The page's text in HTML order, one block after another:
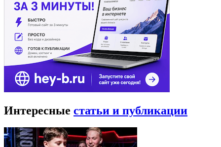
Интересные статьи и публикации